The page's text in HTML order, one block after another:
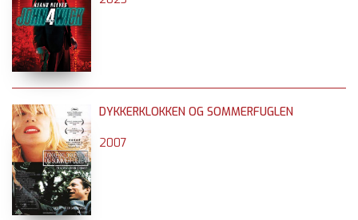
DYKKERKLOKKEN OG SOMMERFUGLEN
2007